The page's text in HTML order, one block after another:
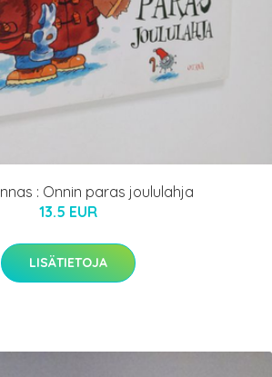
: Onnin paras joululahja
13.5 EUR
LISÄTIETOJA